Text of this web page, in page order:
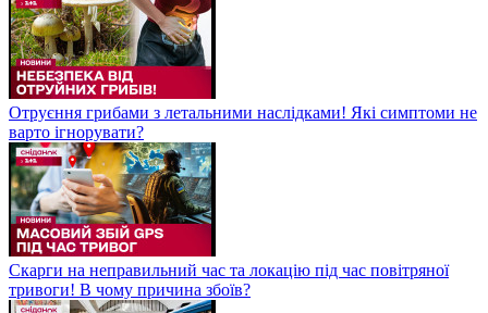
Отруєння грибами з летальними наслідками! Які симптоми не
варто ігнорувати?
Скарги на неправильний час та локацію під час повітряної
тривоги! В чому причина збоїв?